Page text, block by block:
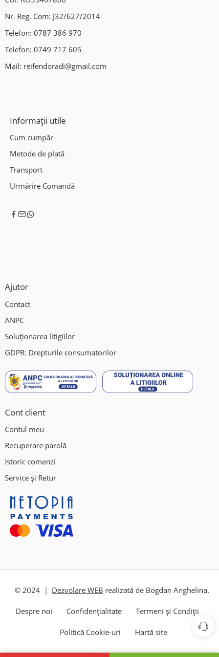
Jantele sunt omologate KBA / ECE / ABE
Jantele sunt fabricate la cele mai inalte standarde europene.
BROCK ALLOY WHEELS DEUTSCHLAND GMBH
Nr. Reg. Com: J32/627/2014
Telefon: 0787 386 970
Telefon: 0749 717 605
Mail: reifendoradi@gmail.com
Informații utile
Cum cumpăr
Metode de plată
Transport
Urmărire Comandă
Ajutor
Contact
ANPC
Soluționarea litigiilor
GDPR: Drepturile consumatorilor
Cont client
Contul meu
Recuperare parolă
Istoric comenzi
Service și Retur
© 2024 | Dezvolare WEB realizată de Bogdan Anghelina.
Despre noi Confidențialitate Termeni și Condiții
Politică Cookie-uri Hartă site